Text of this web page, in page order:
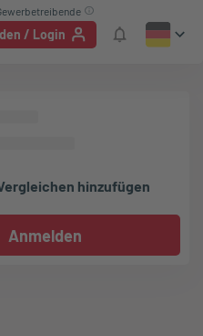
/ Login
hinzufügen
Anmelden